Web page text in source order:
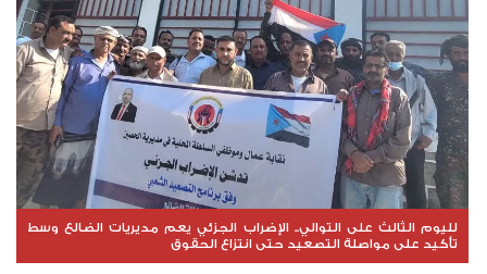
لليوم الثالث على التوالي.. الإضراب الجزئي يعم مديريات الضالع وسط
تأكيد على مواصلة التصعيد حتى انتزاع الحقوق